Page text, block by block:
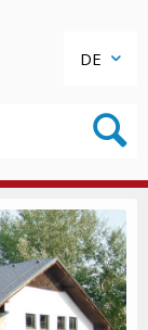
DE